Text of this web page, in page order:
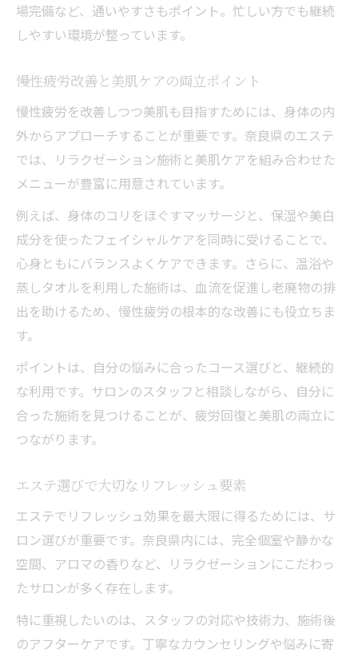
場完備など、通いやすさもポイント。忙しい方でも継続
しやすい環境が整っています。
慢性疲労改善と美肌ケアの両立ポイント
慢性疲労を改善しつつ美肌も目指すためには、身体の内
外からアプローチすることが重要です。奈良県のエステ
では、リラクゼーション施術と美肌ケアを組み合わせた
メニューが豊富に用意されています。
例えば、身体のコリをほぐすマッサージと、保湿や美白
成分を使ったフェイシャルケアを同時に受けることで、
心身ともにバランスよくケアできます。さらに、温浴や
蒸しタオルを利用した施術は、血流を促進し老廃物の排
出を助けるため、慢性疲労の根本的な改善にも役立ちま
す。
ポイントは、自分の悩みに合ったコース選びと、継続的
な利用です。サロンのスタッフと相談しながら、自分に
合った施術を見つけることが、疲労回復と美肌の両立に
つながります。
エステ選びで大切なリフレッシュ要素
エステでリフレッシュ効果を最大限に得るためには、サ
ロン選びが重要です。奈良県内には、完全個室や静かな
空間、アロマの香りなど、リラクゼーションにこだわっ
たサロンが多く存在します。
特に重視したいのは、スタッフの対応や技術力、施術後
のアフターケアです。丁寧なカウンセリングや悩みに寄